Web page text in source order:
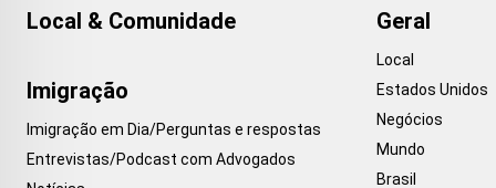
Local & Comunidade
Imigração
Imigração em Dia/Perguntas e respostas
Entrevistas/Podcast com Advogados
Geral
Local
Estados Unidos
Negócios
Mundo
Brasil